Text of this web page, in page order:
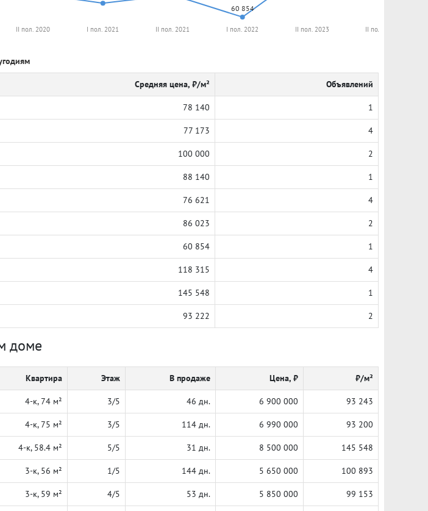
60 854
II пол. 2020 I пол. 2021 II пол. 2021 I пол. 2022 II пол. 2023 II пол. 2024
Средняя цена, ₽/м² Объявлений
78 140 1
77 173 4
100 000 2
88 140 1
76 621 4
86 023 2
60 854 1
118 315 4
145 548 1
93 222 2
доме
Квартира Этаж В продаже Цена, ₽ ₽/м²
4-к, 74 м² 3/5 46 дн. 6 900 000 93 243
4-к, 75 м² 3/5 114 дн. 6 990 000 93 200
4-к, 58.4 м² 5/5 31 дн. 8 500 000 145 548
3-к, 56 м² 1/5 144 дн. 5 650 000 100 893
3-к, 59 м² 4/5 53 дн. 5 850 000 99 153